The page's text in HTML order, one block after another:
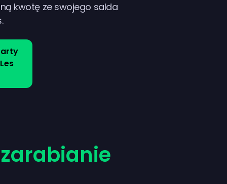
kwotę ze swojego salda
zarabianie